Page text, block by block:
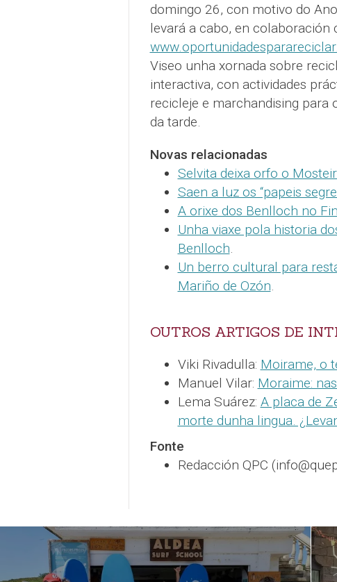
domingo 26, con motivo do
levará a cabo, en colaboración
Viseo unha xornada sobre
interactiva, con actividades
recicleje e marchandising para
da tarde.
Novas relacionadas
Selvita deixa orfo o
Saen a luz os “papeis
A orixe dos Benlloch no
Unha viaxe pola historia
Benlloch
Un berro cultural para
Mariño de Ozón
OUTROS ARTIGOS DE
Viki Rivadulla: Moirame, o
Manuel Vilar: Moraime:
Lema Suárez: A placa de
morte dunha lingua.
Fonte
Redacción QPC